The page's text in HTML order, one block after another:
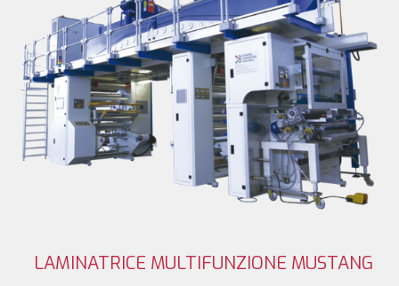
LAMINATRICE MULTIFUNZIONE MUSTANG